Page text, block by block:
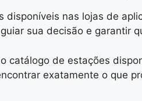
disponíveis nas lojas de
sua decisão e garantir
catálogo de estações
exatamente o que